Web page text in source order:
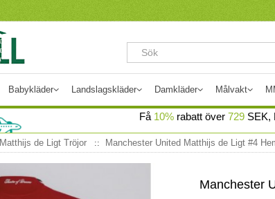
Babykläder Landslagskläder Damkläder Målvakt
Få 10% rabatt över 729 SEK,
Matthijs de Ligt Tröjor Manchester United Matthijs de Ligt #4
Manchester